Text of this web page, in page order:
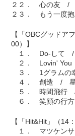
２２． 心の友 /
２３． もう一度
【「OBCグッドア
00）】
１． Do-して /
２． Lovin'
３． 1グラム
４． 創造 /
５． 時間飛行
６． 笑顔の行
【「Hit&Hit」（14
１． マツケン